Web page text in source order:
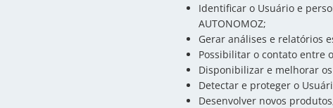
Identificar o Usuário e
AUTONOMOZ;
Gerar análises e relatórios
Possibilitar o contato entre
Disponibilizar e melhorar
Detectar e proteger o
Desenvolver novos